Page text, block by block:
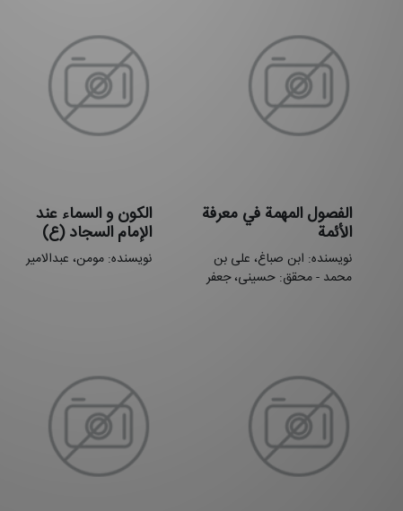
الفصول المهمة في معرفة
الأئمة
نویسنده: ابن صباغ، علی بن
محمد - محقق: حسینی، جعفر
الكون و السماء عند
الإمام السجاد (ع)
نویسنده: مومن، عبدالامیر